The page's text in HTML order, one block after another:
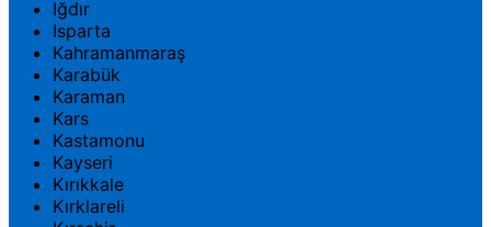
Iğdır
Isparta
Kahramanmaraş
Karabük
Karaman
Kars
Kastamonu
Kayseri
Kırıkkale
Kırklareli